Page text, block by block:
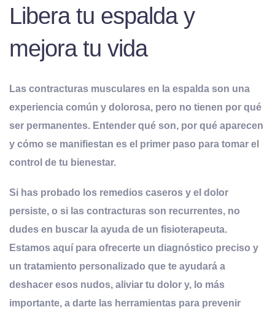
Libera tu espalda y
mejora tu vida
Las contracturas musculares en la espalda son una
experiencia común y dolorosa, pero no tienen por qué
ser permanentes. Entender qué son, por qué aparecen
y cómo se manifiestan es el primer paso para tomar el
control de tu bienestar.
Si has probado los remedios caseros y el dolor
persiste, o si las contracturas son recurrentes, no
dudes en buscar la ayuda de un fisioterapeuta.
Estamos aquí para ofrecerte un diagnóstico preciso y
un tratamiento personalizado que te ayudará a
deshacer esos nudos, aliviar tu dolor y, lo más
importante, a darte las herramientas para prevenir